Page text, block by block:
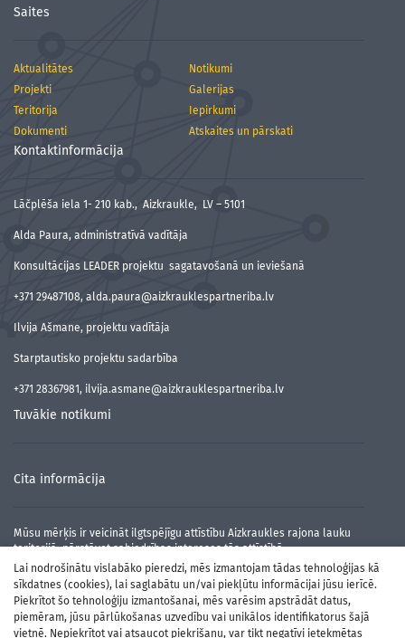
Lai nodrošinātu vislabāko pieredzi, mēs izmantojam tādas tehnoloģijas kā
sīkdatnes (cookies), lai saglabātu un/vai piekļūtu informācijai jūsu ierīcē.
Piekrītot šo tehnoloģiju izmantošanai, mēs varēsim apstrādāt datus,
piemēram, jūsu pārlūkošanas uzvedību vai unikālos identifikatorus šajā
vietnē. Nepiekrītot vai atsaucot piekrišanu, var tikt negatīvi ietekmētas
Saites
Aktualitātes
Notikumi
Projekti
Galerijas
Teritorija
Iepirkumi
Dokumenti
Atskaites un pārskati
Kontaktinformācija
Lāčplēša iela 1- 210 kab., Aizkraukle, LV – 5101
Alda Paura, administratīvā vadītāja
Konsultācijas LEADER projektu sagatavošanā un ieviešanā
+371 29487108, alda.paura@aizkrauklespartneriba.lv
Ilvija Ašmane, projektu vadītāja
Starptautisko projektu sadarbība
+371 28367981, ilvija.asmane@aizkrauklespartneriba.lv
Tuvākie notikumi
Cita informācija
Mūsu mērķis ir veicināt ilgtspējīgu attīstību Aizkraukles rajona lauku
teritorijā, pārstāvot sabiedrības intereses tās attīstībā.